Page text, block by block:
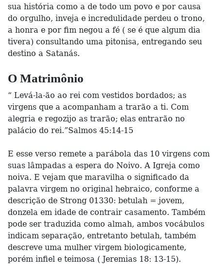
sua história como a de todo um povo e por causa
do orgulho, inveja e incredulidade perdeu o trono,
a honra e por fim negou a fé ( se é que algum dia
tivera) consultando uma pitonisa, entregando seu
destino a Satanás.
O Matrimônio
“ Levá-la-ão ao rei com vestidos bordados; as
virgens que a acompanham a trarão a ti. Com
alegria e regozijo as trarão; elas entrarão no
palácio do rei.”Salmos 45:14-15
E esse verso remete a parábola das 10 virgens com
suas lâmpadas a espera do Noivo. A Igreja como
noiva. E vejam que maravilha o significado da
palavra virgem no original hebraico, conforme a
descrição de Strong 01330: betulah = jovem,
donzela em idade de contrair casamento. Também
pode ser traduzida como almah, ambos vocábulos
indicam separação, entretanto betulah, também
descreve uma mulher virgem biologicamente,
porém infiel e teimosa ( Jeremias 18: 13-15).